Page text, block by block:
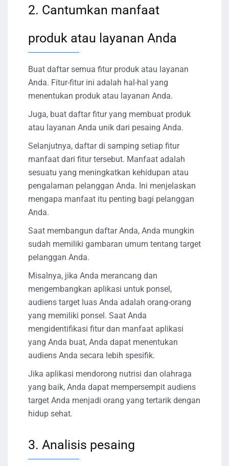
2. Cantumkan manfaat
produk atau layanan Anda
Buat daftar semua fitur produk atau layanan
Anda. Fitur-fitur ini adalah hal-hal yang
menentukan produk atau layanan Anda.
Juga, buat daftar fitur yang membuat produk
atau layanan Anda unik dari pesaing Anda.
Selanjutnya, daftar di samping setiap fitur
manfaat dari fitur tersebut. Manfaat adalah
sesuatu yang meningkatkan kehidupan atau
pengalaman pelanggan Anda. Ini menjelaskan
mengapa manfaat itu penting bagi pelanggan
Anda.
Saat membangun daftar Anda, Anda mungkin
sudah memiliki gambaran umum tentang target
pelanggan Anda.
Misalnya, jika Anda merancang dan
mengembangkan aplikasi untuk ponsel,
audiens target luas Anda adalah orang-orang
yang memiliki ponsel. Saat Anda
mengidentifikasi fitur dan manfaat aplikasi
yang Anda buat, Anda dapat menentukan
audiens Anda secara lebih spesifik.
Jika aplikasi mendorong nutrisi dan olahraga
yang baik, Anda dapat mempersempit audiens
target Anda menjadi orang yang tertarik dengan
hidup sehat.
3. Analisis pesaing